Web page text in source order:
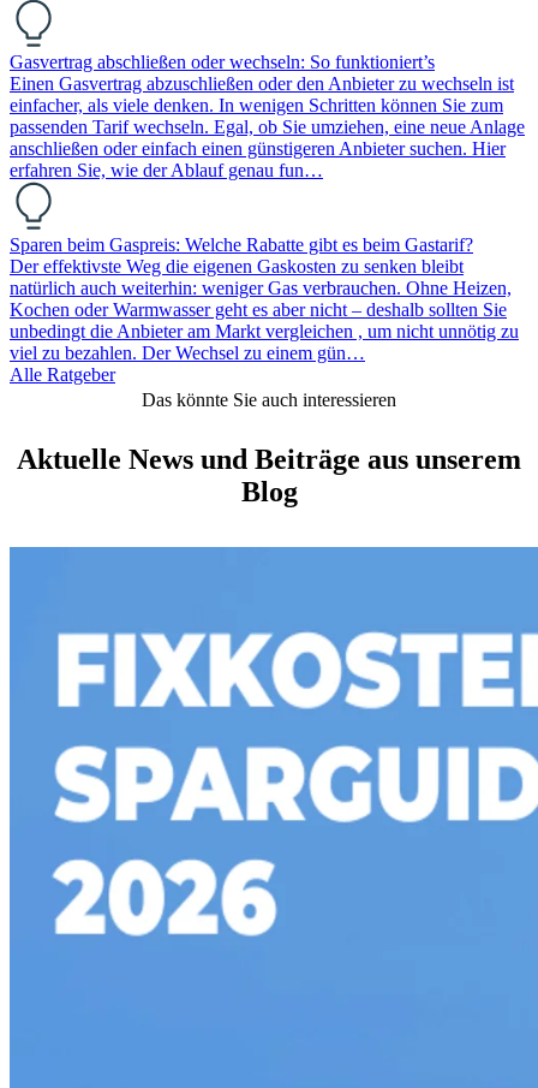
Gasvertrag abschließen oder wechseln: So funktioniert’s
Einen Gasvertrag abzuschließen oder den Anbieter zu wechseln ist
einfacher, als viele denken. In wenigen Schritten können Sie zum
passenden Tarif wechseln. Egal, ob Sie umziehen, eine neue Anlage
anschließen oder einfach einen günstigeren Anbieter suchen. Hier
erfahren Sie, wie der Ablauf genau fun…
Sparen beim Gaspreis: Welche Rabatte gibt es beim Gastarif?
Der effektivste Weg die eigenen Gaskosten zu senken bleibt
natürlich auch weiterhin: weniger Gas verbrauchen. Ohne Heizen,
Kochen oder Warmwasser geht es aber nicht – deshalb sollten Sie
unbedingt die Anbieter am Markt vergleichen , um nicht unnötig zu
viel zu bezahlen. Der Wechsel zu einem gün…
Alle Ratgeber
Das könnte Sie auch interessieren
Aktuelle News und Beiträge aus unserem
Blog